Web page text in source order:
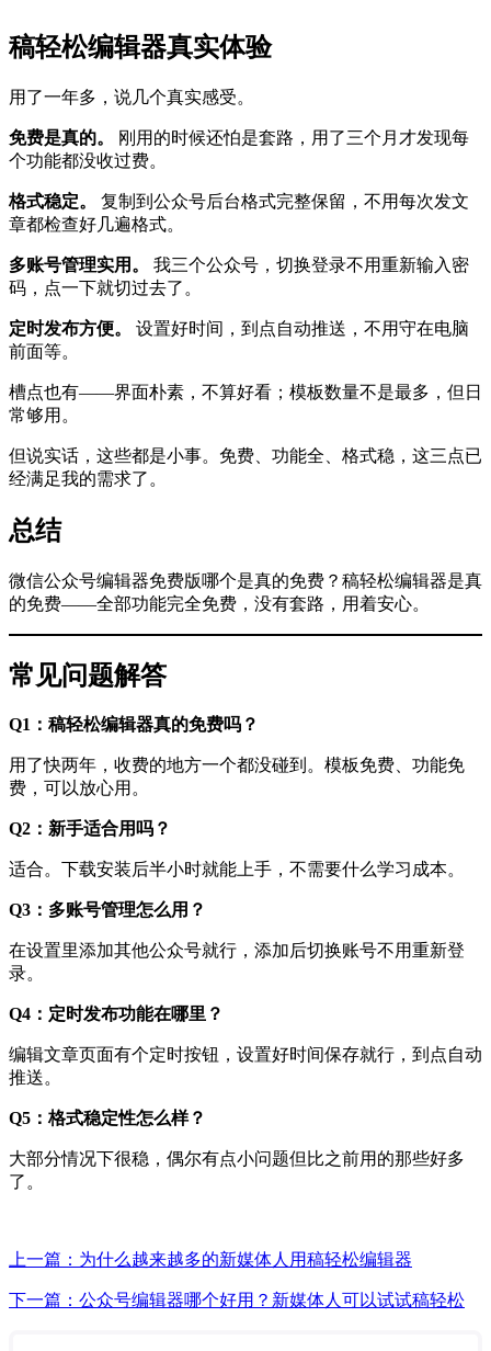
稿轻松编辑器真实体验
用了一年多，说几个真实感受。
免费是真的。
刚用的时候还怕是套路，用了三个月才发现每
个功能都没收过费。
格式稳定。
复制到公众号后台格式完整保留，不用每次发文
章都检查好几遍格式。
多账号管理实用。
我三个公众号，切换登录不用重新输入密
码，点一下就切过去了。
定时发布方便。
设置好时间，到点自动推送，不用守在电脑
前面等。
槽点也有——界面朴素，不算好看；模板数量不是最多，但日
常够用。
但说实话，这些都是小事。免费、功能全、格式稳，这三点已
经满足我的需求了。
总结
微信公众号编辑器免费版哪个是真的免费？稿轻松编辑器是真
的免费——全部功能完全免费，没有套路，用着安心。
常见问题解答
Q1：稿轻松编辑器真的免费吗？
用了快两年，收费的地方一个都没碰到。模板免费、功能免
费，可以放心用。
Q2：新手适合用吗？
适合。下载安装后半小时就能上手，不需要什么学习成本。
Q3：多账号管理怎么用？
在设置里添加其他公众号就行，添加后切换账号不用重新登
录。
Q4：定时发布功能在哪里？
编辑文章页面有个定时按钮，设置好时间保存就行，到点自动
推送。
Q5：格式稳定性怎么样？
大部分情况下很稳，偶尔有点小问题但比之前用的那些好多
了。
上一篇：为什么越来越多的新媒体人用稿轻松编辑器
下一篇：公众号编辑器哪个好用？新媒体人可以试试稿轻松